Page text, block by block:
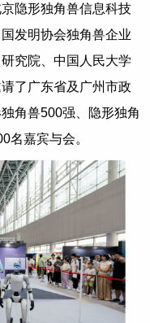
隐形独角兽信息科技
发明协会独角兽企业
究院、中国人民大学
了广东省及广州市政
角兽500强、隐形独角
名嘉宾与会。